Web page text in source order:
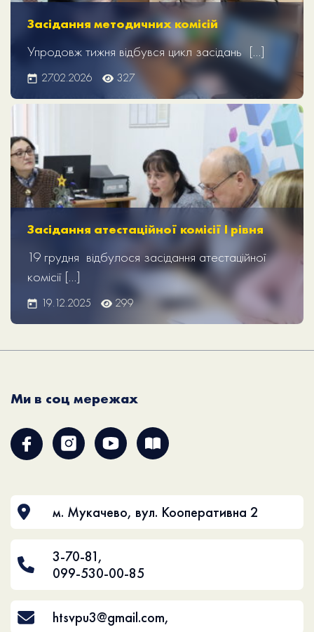
Засідання методичних комісій
Упродовж тижня відбувся цикл засідань […]
27.02.2026 327
Засідання атестаційної комісії І рівня
19 грудня відбулося засідання атестаційної
комісії […]
19.12.2025 299
Ми в соц мережах
м. Мукачево, вул. Кооперативна 2
3-70-81,
099-530-00-85
htsvpu3@gmail.com,